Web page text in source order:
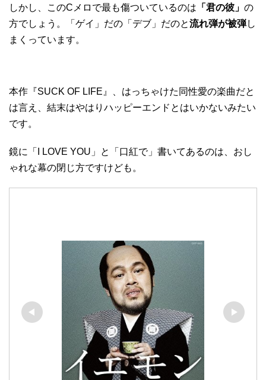
しかし、このCメロで最も傷ついているのは 「君の彼」 の
方でしょう。「ゲイ」だの「デブ」だのと流れ弾が被弾し
まくっています。
本作『SUCK OF LIFE』、はっちゃけた同性愛の楽曲だと
は言え、結末はやはりハッピーエンドとはいかないみたい
です。
鏡に「I LOVE YOU」と「口紅で」書いてあるのは、おし
ゃれな幕の閉じ方ですけども。